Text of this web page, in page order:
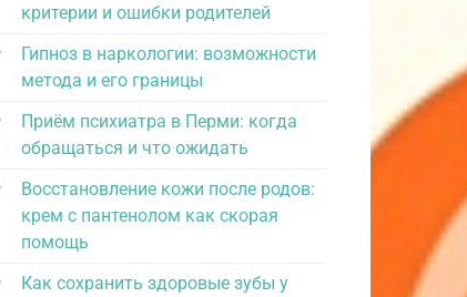
критерии и ошибки родителей
Гипноз в наркологии: возможности
метода и его границы
Приём психиатра в Перми: когда
обращаться и что ожидать
Восстановление кожи после родов:
крем с пантенолом как скорая
помощь
Как сохранить здоровые зубы у